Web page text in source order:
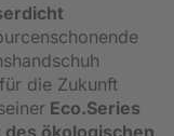
die Zukunft
Eco.Series
ökologischen